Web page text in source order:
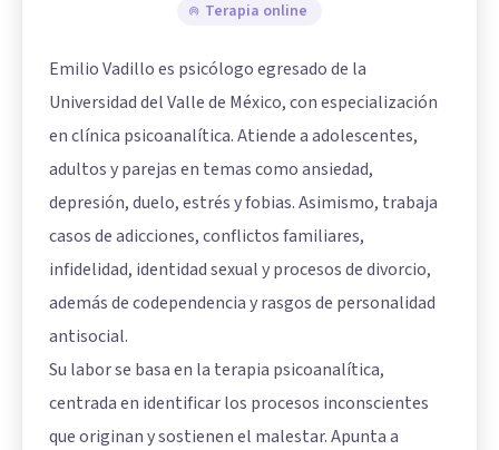
Terapia online
Emilio Vadillo es psicólogo egresado de la
Universidad del Valle de México, con especialización
en clínica psicoanalítica. Atiende a adolescentes,
adultos y parejas en temas como ansiedad,
depresión, duelo, estrés y fobias. Asimismo, trabaja
casos de adicciones, conflictos familiares,
infidelidad, identidad sexual y procesos de divorcio,
además de codependencia y rasgos de personalidad
antisocial.
Su labor se basa en la terapia psicoanalítica,
centrada en identificar los procesos inconscientes
que originan y sostienen el malestar. Apunta a